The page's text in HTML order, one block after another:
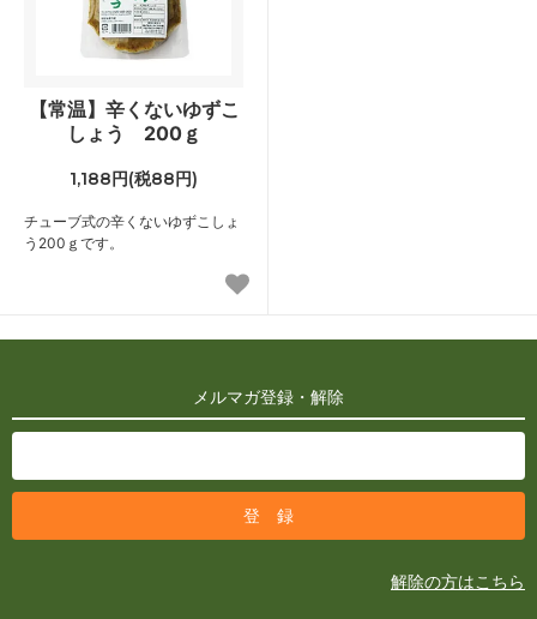
【常温】辛くないゆずこ
しょう 200ｇ
1,188円(税88円)
チューブ式の辛くないゆずこしょ
う200ｇです。
メルマガ登録・解除
解除の方はこちら